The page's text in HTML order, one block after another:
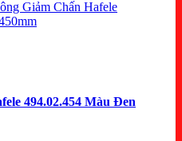
494.02.454 Màu Đen